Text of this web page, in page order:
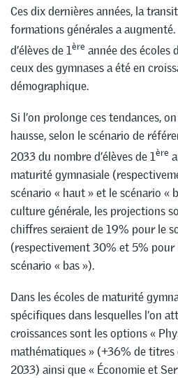
Ces dix dernières années, la
formations générales a
d’élèves de 1ère année des écoles
ceux des gymnases a été en
démographique.
Si l’on prolonge ces tendances,
hausse, selon le scénario de
2033 du nombre d’élèves de 1ère
maturité gymnasiale
scénario « haut » et le scénario «
culture générale, les projections
chiffres seraient de 19% pour le
(respectivement 30% et 5% pour
scénario « bas »).
Dans les écoles de maturité
spécifiques dans lesquelles l’on
croissances sont les options «
mathématiques » (+36% de
2033) ainsi que « Économie et